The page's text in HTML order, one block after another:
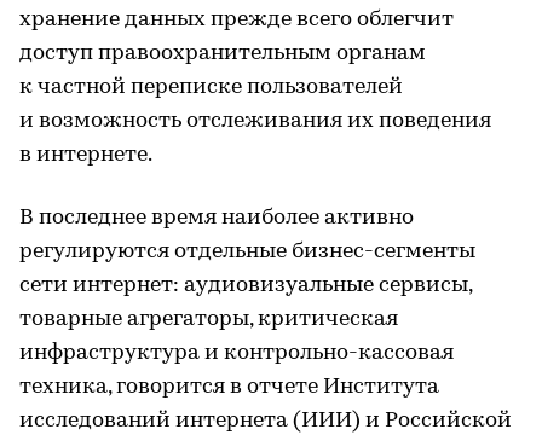
хранение данных прежде всего облегчит
доступ правоохранительным органам
к частной переписке пользователей
и возможность отслеживания их поведения
в интернете.
В последнее время наиболее активно
регулируются отдельные бизнес-сегменты
сети интернет: аудиовизуальные сервисы,
товарные агрегаторы, критическая
инфраструктура и контрольно-кассовая
техника, говорится в отчете Института
исследований интернета (ИИИ) и Российской